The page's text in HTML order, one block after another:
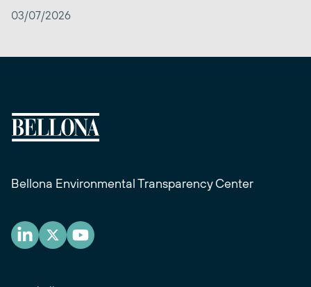
03/07/2026
Bellona Environmental Transparency Center